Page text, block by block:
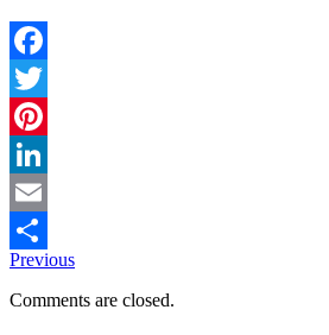
Facebook
Twitter
Pinterest
LinkedIn
Email
Delen
Previous
Comments are closed.